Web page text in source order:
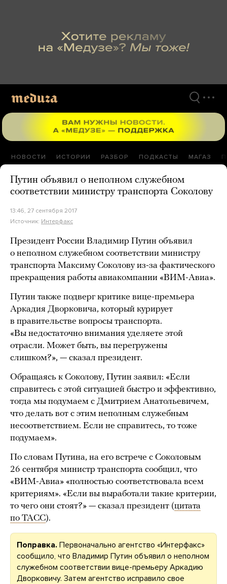
НОВОСТИ ИСТОРИИ РАЗБОР ПОДКАСТЫ МАГАЗ
Путин объявил о неполном служебном
соответствии министру транспорта Соколову
13:46, 27 сентября 2017
Источник: Интерфакс
Президент России Владимир Путин объявил
о неполном служебном соответствии министру
транспорта Максиму Соколову из-за фактического
прекращения работы авиакомпании «ВИМ-Авиа».
Путин также подверг критике вице-премьера
Аркадия Дворковича, который курирует
в правительстве вопросы транспорта.
«Вы недостаточно внимания уделяете этой
отрасли. Может быть, вы перегружены
слишком?», — сказал президент.
Обращаясь к Соколову, Путин заявил: «Если
справитесь с этой ситуацией быстро и эффективно,
тогда мы подумаем с Дмитрием Анатольевичем,
что делать вот с этим неполным служебным
несоответствием. Если не справитесь, то тоже
подумаем».
По словам Путина, на его встрече с Соколовым
26 сентября министр транспорта сообщил, что
«ВИМ-Авиа» «полностью соответствовала всем
критериям». «Если вы выработали такие критерии,
то чего они стоят?» — сказал президент (цитата
по ТАСС).
Поправка. Первоначально агентство «Интерфакс»
сообщило, что Владимир Путин объявил о неполном
служебном соответствии вице-премьеру Аркадию
Дворковичу. Затем агентство исправило свое